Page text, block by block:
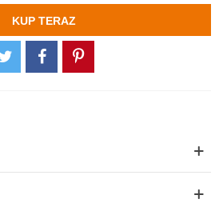
KUP TERAZ